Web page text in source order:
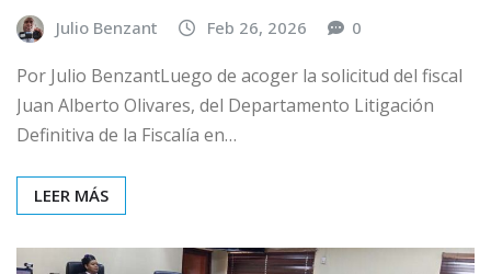
Julio Benzant Feb 26, 2026 0
Por Julio BenzantLuego de acoger la solicitud del fiscal
Juan Alberto Olivares, del Departamento Litigación
Definitiva de la Fiscalía en…
LEER MÁS